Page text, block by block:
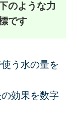
のような力
です
う水の量を
効果を数字